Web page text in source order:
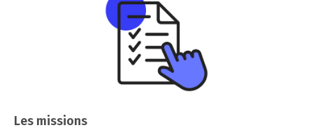
Les missions